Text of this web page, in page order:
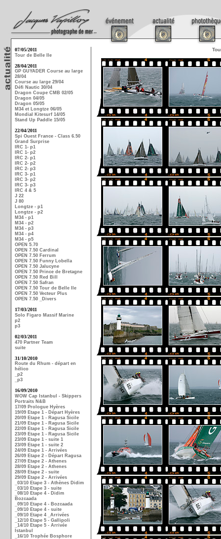
07/05/2011
Tour de Belle Ile
28/04/2011
GP GUYADER Course au large
28/04
Course au large 29/04
Défi Nautic 30/04
Dragon Coupe CMB 02/05
Dragon 04/05
Dragon 05/05
M34 et Longtze 06/05
Mondial Kitesurf 14/05
Stand Up Paddle 15/05
22/04/2011
Spi Ouest France - Class 6.50
Grand Surprise
IRC 1- p1
IRC 1- p2
IRC 2- p1
IRC 2- p2
IRC 2- p3
IRC 3- p1
IRC 3- p2
IRC 3- p3
IRC 4 & 5
J 22
J 80
Longtze - p1
Longtze - p2
M34 - p1
M34 - p2
M34 - p3
M34 - p4
M34 - p5
OPEN 5.70
OPEN 7.50 Cardinal
OPEN 7.50 Ferrum
OPEN 7.50 Funny Lobella
OPEN 7.50 Jalucyne
OPEN 7.50 Prince de Bretagne
OPEN 7.50 Red Bill
OPEN 7.50 Safran
OPEN 7.50 Tour de Belle Ile
OPEN 7.50 Vecteur Plus
OPEN 7.50 _Divers
17/03/2011
Solo Figaro Massif Marine
p2
p3
02/03/2011
470 Partner Team
suite
31/10/2010
Route du Rhum - départ en
hélico
_p2
_p3
16/09/2010
WOW Cap Istanbul - Skippers
Portraits N&B
17/09 Prologue Hyères
19/09 Etape 1 - Départ Hyères
20/09 Etape 1 - Ragusa Sicile
21/09 Etape 1 - Ragusa Sicile
22/09 Etape 1 - Ragusa Sicile
23/09 Etape 1 - Ragusa Sicile
23/09 Etape 1 - suite 1
23/09 Etape 1 - suite 2
24/09 Etape 1 - Arrivées
26/09 Etape 2 - Départ Ragusa
27/09 Etape 2 - Athenes
28/09 Etape 2 - Athenes
28/09 Etape 2 - suite
29/09 Etape 2 - Arrivées
_03/10 Etape 3 - Athènes Didim
_03/10 Etape 3 - suite
_08/10 Etape 4 - Didim
Bozcaada
_09/10 Etape 4 - Bozcaada
_09/10 Etape 4 - suite
_09/10 Etape 4 _Arrivées
_12/10 Etape 5 - Gallipoli
_14/10 Etape 5 - Arrivée
Istanbul
_16/10 Trophée Bosphore